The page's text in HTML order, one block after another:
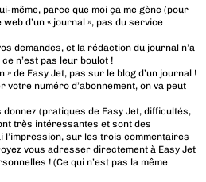
même, parce que moi ça me gène (pour
d’un « journal », pas du service
demandes, et la rédaction du journal n’a
n’est pas leur boulot !
de Easy Jet, pas sur le blog d’un journal !
votre numéro d’abonnement, on va peut
(pratiques de Easy Jet, difficultés,
très intéressantes et sont des
l’impression, sur les trois commentaires
vous adresser directement à Easy Jet
! (Ce qui n’est pas la même